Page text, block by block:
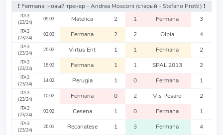
❗️ Fermana: новый тренер - Andrea Mosconi (старый - Stefano Protti) ❗️
ITA3
(23/24)
05.03 Matelica 2 1 Fermana 3
ITA3
(23/24)
02.03 Fermana 2 2 Olbia 4
ITA3
(23/24)
25.02 Virtus Ent 1 1 Fermana 2
ITA3
(23/24)
18.02 Fermana 1 1 SPAL 2013 2
ITA3
(23/24)
14.02 Perugia 1 0 Fermana 1
ITA3
(23/24)
10.02 Fermana 0 2 Vis Pesaro 2
ITA3
(23/24)
03.02 Cesena 1 0 Fermana 1
ITA3
(23/24)
26.01 Recanatese 1 3 Fermana 4